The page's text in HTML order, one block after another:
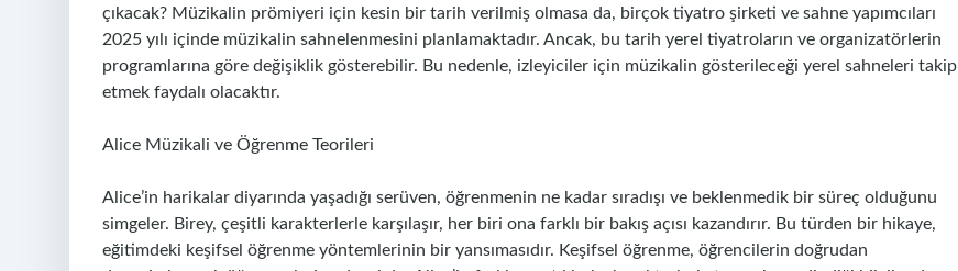
çıkacak? Müzikalin prömiyeri için kesin bir tarih verilmiş olmasa da, birçok tiyatro şirketi ve sahne yapımcıları
2025 yılı içinde müzikalin sahnelenmesini planlamaktadır. Ancak, bu tarih yerel tiyatroların ve organizatörlerin
programlarına göre değişiklik gösterebilir. Bu nedenle, izleyiciler için müzikalin gösterileceği yerel sahneleri takip
etmek faydalı olacaktır.
Alice Müzikali ve Öğrenme Teorileri
Alice’in harikalar diyarında yaşadığı serüven, öğrenmenin ne kadar sıradışı ve beklenmedik bir süreç olduğunu
simgeler. Birey, çeşitli karakterlerle karşılaşır, her biri ona farklı bir bakış açısı kazandırır. Bu türden bir hikaye,
eğitimdeki keşifsel öğrenme yöntemlerinin bir yansımasıdır. Keşifsel öğrenme, öğrencilerin doğrudan